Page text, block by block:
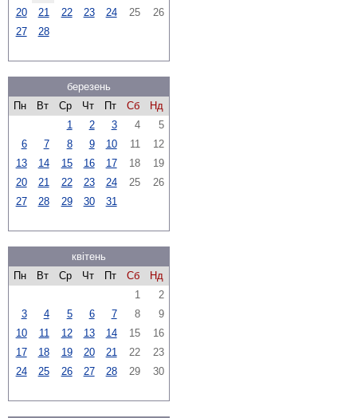
20
21 22 23 24 25
26
27
28
березень
Пн
Вт Ср Чт Пт Сб
Нд
1
2 3 4
5
6
7 8 9 10 11
12
13
14 15 16 17 18
19
20
21 22 23 24 25
26
27
28 29 30 31
квітень
Пн
Вт Ср Чт Пт Сб
Нд
1
2
3
4 5 6 7 8
9
10
11 12 13 14 15
16
17
18 19 20 21 22
23
24
25 26 27 28 29 30